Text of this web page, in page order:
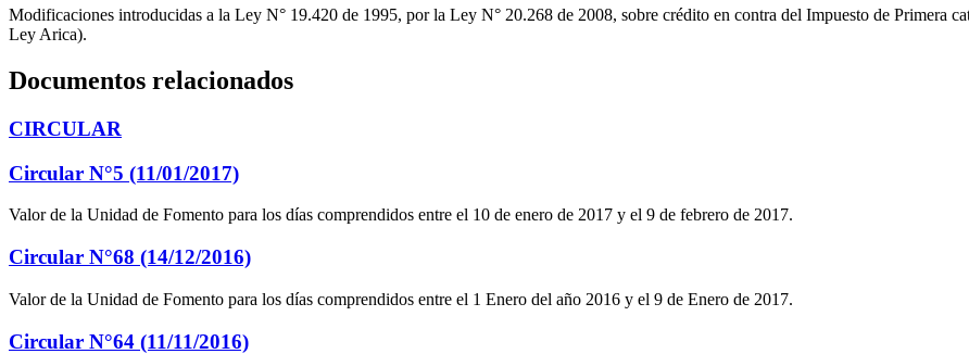
Modificaciones introducidas a la Ley N° 19.420 de 1995, por la Ley N° 20.268 de 2008, sobre crédito en contra del Impuesto de Primera
Ley Arica).
Documentos relacionados
CIRCULAR
Circular N°5 (11/01/2017)
Valor de la Unidad de Fomento para los días comprendidos entre el 10 de enero de 2017 y el 9 de febrero de 2017.
Circular N°68 (14/12/2016)
Valor de la Unidad de Fomento para los días comprendidos entre el 1 Enero del año 2016 y el 9 de Enero de 2017.
Circular N°64 (11/11/2016)